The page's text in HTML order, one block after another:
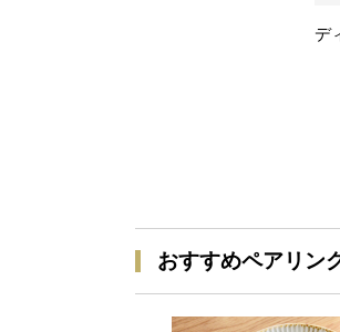
デ
おすすめペアリン